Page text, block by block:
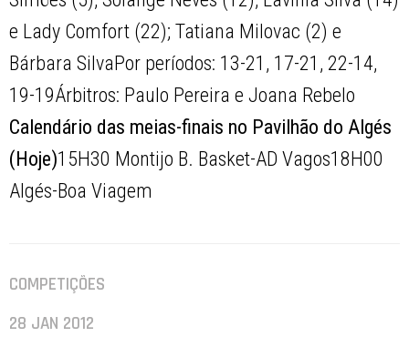
e Lady Comfort (22); Tatiana Milovac (2) e
Bárbara SilvaPor períodos: 13-21, 17-21, 22-14,
19-19Árbitros: Paulo Pereira e Joana Rebelo
Calendário das meias-finais no Pavilhão do Algés
(Hoje)15H30 Montijo B. Basket-AD Vagos18H00
Algés-Boa Viagem
COMPETIÇÕES
28 JAN 2012